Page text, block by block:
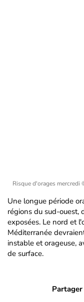
Risque d'orages mercredi
Une longue période
régions du sud-ouest,
exposées. Le nord et
Méditerranée
instable et orageuse,
de surface.
Partager